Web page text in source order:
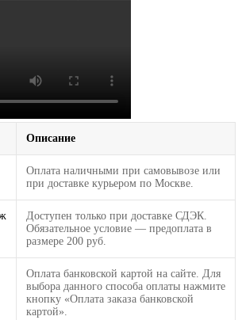
Описание
Оплата наличными при самовывозе или
при доставке курьером по Москве.
Доступен только при доставке СДЭК.
Обязательное условие — предоплата в
размере 200 руб.
Оплата банковской картой на сайте. Для
выбора данного способа оплаты нажмите
кнопку «Оплата заказа банковской
картой».